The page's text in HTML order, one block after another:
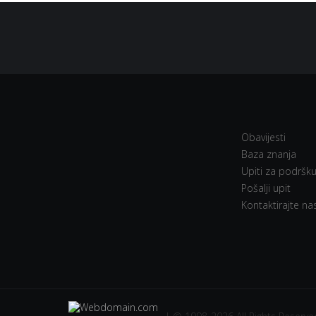
Obavijesti
Baza znanja
Upiti za podršku
Pošalji upit
Kontaktirajte